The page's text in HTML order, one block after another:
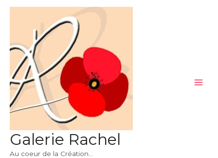
Galerie Rachel
Au coeur de la Création...